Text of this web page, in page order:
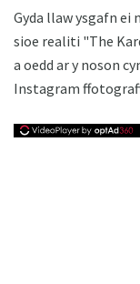
Gyda llaw ysgafn ei
sioe realiti "The
a oedd ar y noson
Instagram